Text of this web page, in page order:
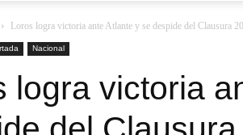
Loros logra victoria ante Atlante y se despide del Clausura
Nacional
logra victoria